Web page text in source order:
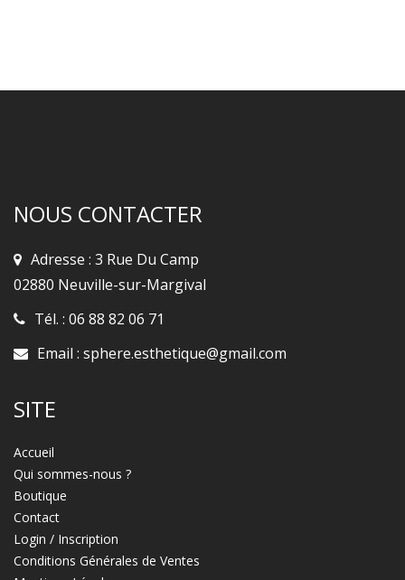
NOUS CONTACTER
Adresse : 3 Rue Du Camp
02880 Neuville-sur-Margival
Tél. : 06 88 82 06 71
Email : sphere.esthetique@gmail.com
SITE
Accueil
Qui sommes-nous ?
Boutique
Contact
Login / Inscription
Conditions Générales de Ventes